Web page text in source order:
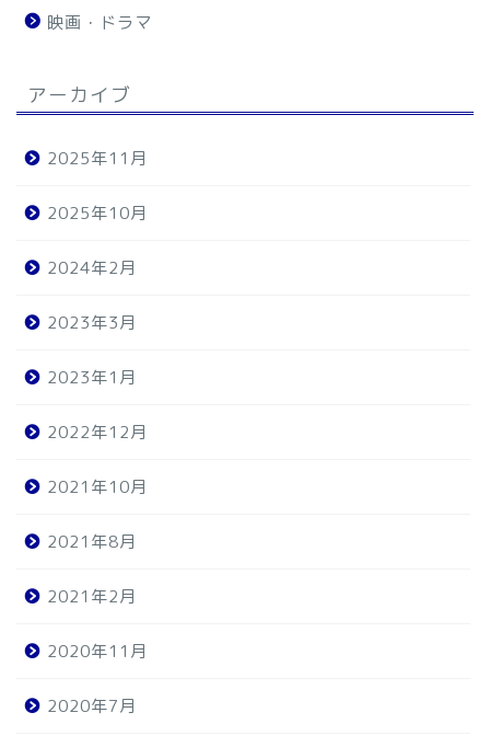
映画・ドラマ
アーカイブ
2025年11月
2025年10月
2024年2月
2023年3月
2023年1月
2022年12月
2021年10月
2021年8月
2021年2月
2020年11月
2020年7月